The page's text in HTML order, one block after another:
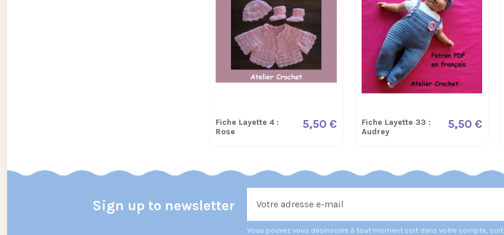
Fiche Layette 4 :
Rose
5,50 €
Fiche Layette 33 :
Audrey
5,50 €
Sign up to newsletter
Vous pouvez vous désinscrire à tout moment soit dans votre compte,